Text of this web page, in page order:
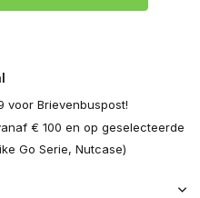
voor Brievenbuspost!
€ 100 en op geselecteerde
Go Serie, Nutcase)